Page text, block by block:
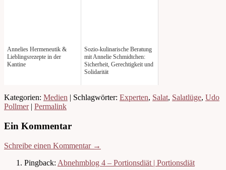
Annelies Hermeneutik &
Lieblingsrezepte in der
Kantine
Sozio-kulinarische Beratung
mit Annelie Schmidtchen:
Sicherheit, Gerechtigkeit und
Solidarität
Kategorien: Medien | Schlagwörter: Experten, Salat, Salatlüge, Udo
Pollmer| Permalink
Ein Kommentar
Schreibe einen Kommentar →
Pingback: Abnehmblog 4 – Portionsdiät | Portionsdiät